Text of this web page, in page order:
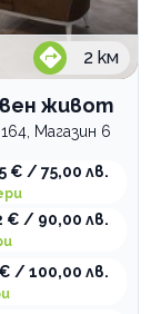
2 км
живот
Магазин 6
€ / 75,00 лв.
€ / 90,00 лв.
€ / 100,00 лв.